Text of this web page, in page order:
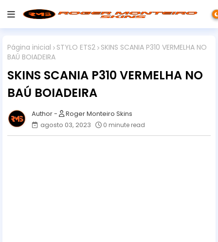
Página inicial STYLO ETS2 SKINS SCANIA P310 VERMELHA NO
BAÚ BOIADEIRA
SKINS SCANIA P310 VERMELHA NO
BAÚ BOIADEIRA
Roger Monteiro Skins
agosto 03, 2023
0 minute read